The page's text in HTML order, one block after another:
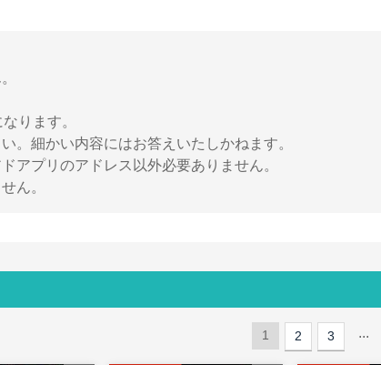
ります。
。細かい内容にはお答えいたしかねます。
アプリのアドレス以外必要ありません。
ん。
1 2 3 ...